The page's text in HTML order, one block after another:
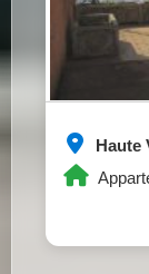
Haute